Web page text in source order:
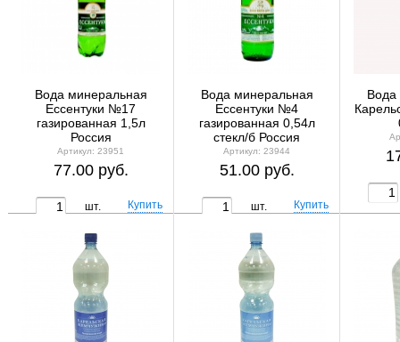
Вода минеральная
Ессентуки №17
газированная 1,5л
Россия
Артикул: 23951
77.00 руб.
шт.
Вода минеральная
Ессентуки №4
газированная 0,54л
стекл/б Россия
Артикул: 23944
51.00 руб.
шт.
Вода